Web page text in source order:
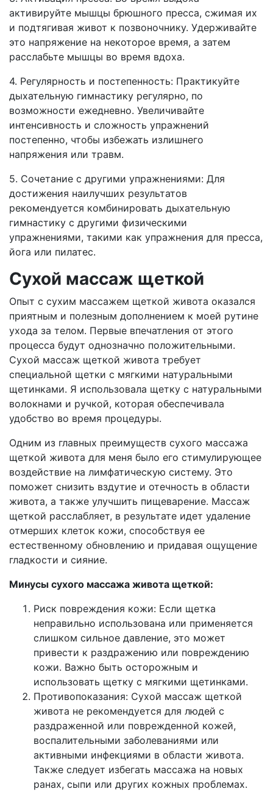
активируйте мышцы брюшного пресса, сжимая их
и подтягивая живот к позвоночнику. Удерживайте
это напряжение на некоторое время, а затем
расслабьте мышцы во время вдоха.
4. Регулярность и постепенность: Практикуйте
дыхательную гимнастику регулярно, по
возможности ежедневно. Увеличивайте
интенсивность и сложность упражнений
постепенно, чтобы избежать излишнего
напряжения или травм.
5. Сочетание с другими упражнениями: Для
достижения наилучших результатов
рекомендуется комбинировать дыхательную
гимнастику с другими физическими
упражнениями, такими как упражнения для пресса,
йога или пилатес.
Сухой массаж щеткой
Опыт с сухим массажем щеткой живота оказался
приятным и полезным дополнением к моей рутине
ухода за телом. Первые впечатления от этого
процесса будут однозначно положительными.
Сухой массаж щеткой живота требует
специальной щетки с мягкими натуральными
щетинками. Я использовала щетку с натуральными
волокнами и ручкой, которая обеспечивала
удобство во время процедуры.
Одним из главных преимуществ сухого массажа
щеткой живота для меня было его стимулирующее
воздействие на лимфатическую систему. Это
поможет снизить вздутие и отечность в области
живота, а также улучшить пищеварение. Массаж
щеткой расслабляет, в результате идет удаление
отмерших клеток кожи, способствуя ее
естественному обновлению и придавая ощущение
гладкости и сияние.
Минусы сухого массажа живота щеткой:
Риск повреждения кожи: Если щетка
неправильно использована или применяется
слишком сильное давление, это может
привести к раздражению или повреждению
кожи. Важно быть осторожным и
использовать щетку с мягкими щетинками.
Противопоказания: Сухой массаж щеткой
живота не рекомендуется для людей с
раздраженной или поврежденной кожей,
воспалительными заболеваниями или
активными инфекциями в области живота.
Также следует избегать массажа на новых
ранах, сыпи или других кожных проблемах.